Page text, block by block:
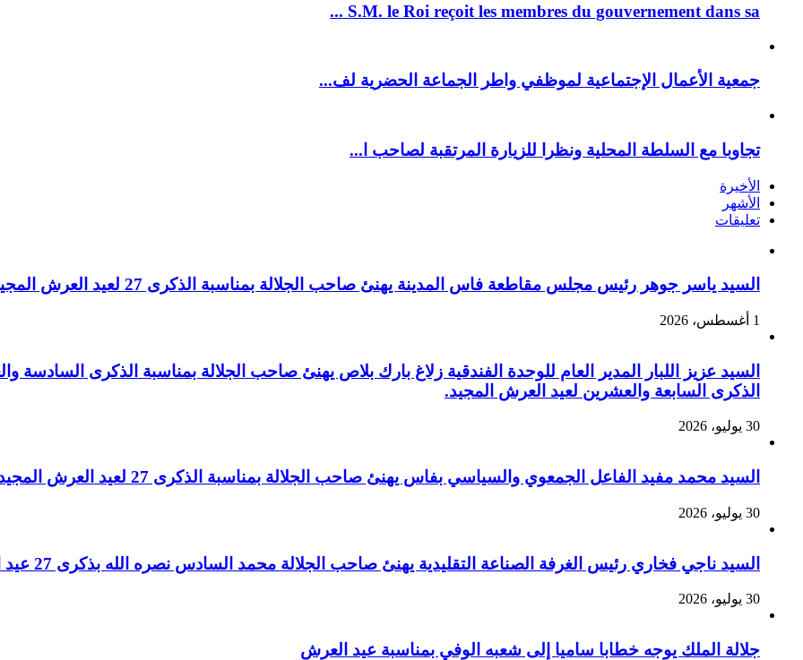
S.M. le Roi reçoit les membres du gouvernement dans sa ...
جمعية الأعمال الإجتماعية لموظفي واطر الجماعة الحضرية لف...
تجاوبا مع السلطة المحلية ونظرا للزيارة المرتقبة لصاحب ا...
الأخيرة
الأشهر
تعليقات
السيد ياسر جوهر رئيس مجلس مقاطعة فاس المدينة يهنئ صاحب الجلالة بمناسبة الذكرى 27 لعيد العرش المجيد.
1 أغسطس، 2026
السيد عزيز اللبار المدير العام للوحدة الفندقية زلاغ بارك بلاص يهنئ صاحب الجلالة بمناسبة الذكرى
الذكرى السابعة والعشرين لعيد العرش المجيد.
30 يوليو، 2026
السيد محمد مفيد الفاعل الجمعوي والسياسي بفاس يهنئ صاحب الجلالة بمناسبة الذكرى 27 لعيد العرش المجيد
30 يوليو، 2026
السيد ناجي فخاري رئيس الغرفة الصناعة التقليدية يهنئ صاحب الجلالة محمد السادس نصره الله بذكرى 27 عيد العرش المجيد
30 يوليو، 2026
جلالة الملك يوجه خطابا ساميا إلى شعبه الوفي بمناسبة عيد العرش